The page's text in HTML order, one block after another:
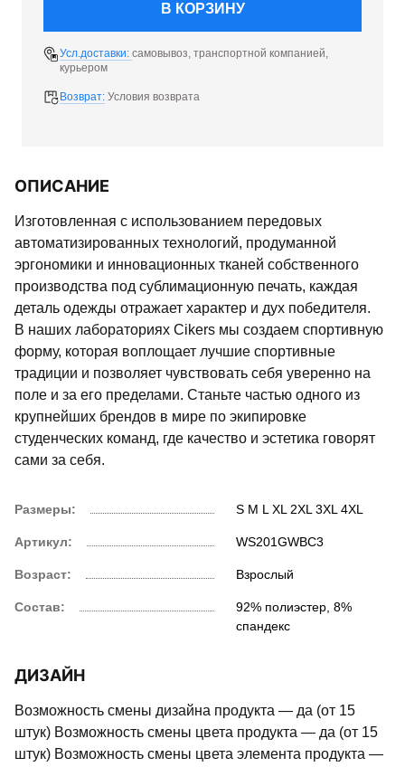
В КОРЗИНУ
Усл.доставки: самовывоз, транспортной компанией,
курьером
Возврат: Условия возврата
ОПИСАНИЕ
Изготовленная с использованием передовых
автоматизированных технологий, продуманной
эргономики и инновационных тканей собственного
производства под сублимационную печать, каждая
деталь одежды отражает характер и дух победителя.
В наших лабораториях Cikers мы создаем спортивную
форму, которая воплощает лучшие спортивные
традиции и позволяет чувствовать себя уверенно на
поле и за его пределами. Станьте частью одного из
крупнейших брендов в мире по экипировке
студенческих команд, где качество и эстетика говорят
сами за себя.
Размеры: SM LXL2XL3XL4XL
Артикул: WS201GWBC3
Возраст: Взрослый
Состав:
92% полиэстер, 8%
спандекс
ДИЗАЙН
Возможность смены дизайна продукта — да (от 15
штук) Возможность смены цвета продукта — да (от 15
штук) Возможность смены цвета элемента продукта —